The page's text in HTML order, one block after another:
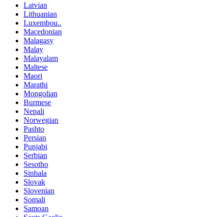
Latvian
Lithuanian
Luxembou..
Macedonian
Malagasy
Malay
Malayalam
Maltese
Maori
Marathi
Mongolian
Burmese
Nepali
Norwegian
Pashto
Persian
Punjabi
Serbian
Sesotho
Sinhala
Slovak
Slovenian
Somali
Samoan